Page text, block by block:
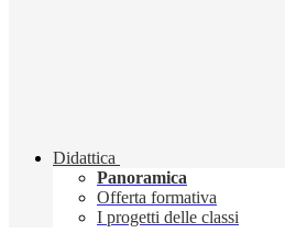
Didattica
Panoramica
Offerta formativa
I progetti delle classi